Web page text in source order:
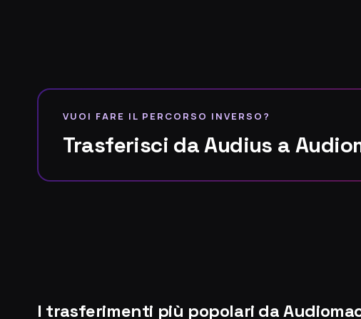
VUOI FARE IL PERCORSO INVERSO?
Trasferisci da Audius a
I trasferimenti più popolari da